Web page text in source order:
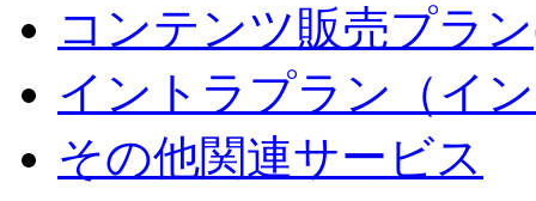
コンテンツ販売プラ
イントラプラン（イ
その他関連サービス